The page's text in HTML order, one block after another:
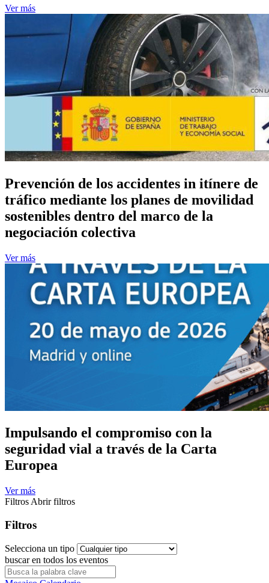
Ver más
Prevención de los accidentes in itínere de
tráfico mediante los planes de movilidad
sostenibles dentro del marco de la
negociación colectiva
Ver más
Impulsando el compromiso con la
seguridad vial a través de la Carta
Europea
Ver más
Filtros Abrir filtros
Filtros
Selecciona un tipo
buscar en todos los eventos